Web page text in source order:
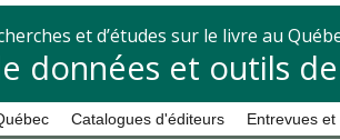
et d’études sur le livre au
données et outils
Catalogues d'éditeurs Entrevues